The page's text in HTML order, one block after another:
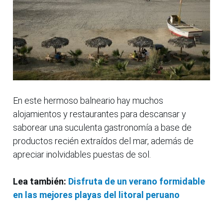
En este hermoso balneario hay muchos
alojamientos y restaurantes para descansar y
saborear una suculenta gastronomía a base de
productos recién extraídos del mar, además de
apreciar inolvidables puestas de sol.
Lea también: Disfruta de un verano formidable
en las mejores playas del litoral peruano